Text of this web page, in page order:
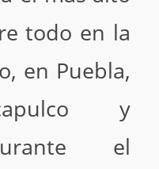
todo en la
en Puebla,
y
el